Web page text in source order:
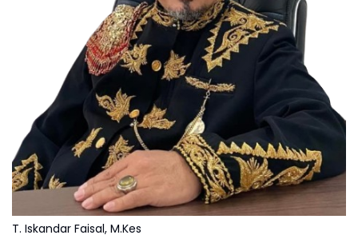
T. Iskandar Faisal, M.Kes